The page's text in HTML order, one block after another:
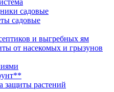
садовые
садовые
и выгребных ям
от насекомых и грызунов
защиты растений